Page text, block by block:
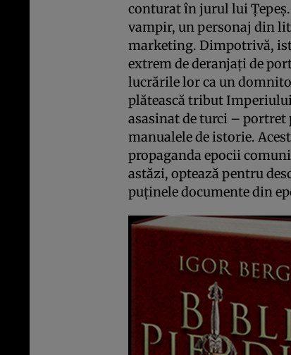
conturat în jurul lui
vampir, un personaj din
marketing. Dimpotrivă,
extrem de deranjaţi de
lucrările lor ca un
plătească tribut
asasinat de turci – portret
manualele de istorie.
propaganda epocii
astăzi, optează pentru
puţinele documente din